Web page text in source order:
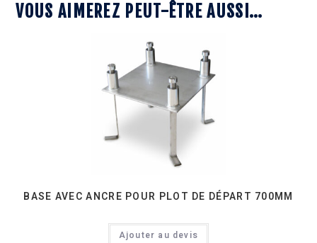
VOUS AIMEREZ PEUT-ÊTRE AUSSI…
BASE AVEC ANCRE POUR PLOT DE DÉPART 700MM
Ajouter au devis